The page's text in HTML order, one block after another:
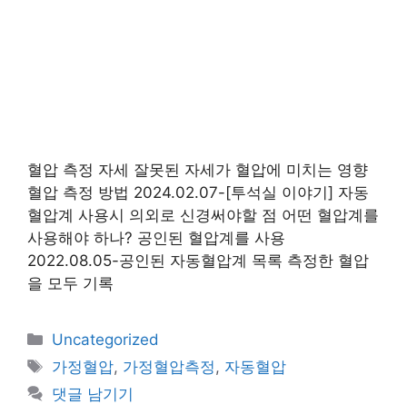
혈압 측정 자세 잘못된 자세가 혈압에 미치는 영향
혈압 측정 방법 2024.02.07-[투석실 이야기] 자동
혈압계 사용시 의외로 신경써야할 점 어떤 혈압계를
사용해야 하나? 공인된 혈압계를 사용
2022.08.05-공인된 자동혈압계 목록 측정한 혈압
을 모두 기록
카
테
리
Uncategorized
태
그
가정혈압, 가정혈압측정, 자동혈압
댓글 남기기